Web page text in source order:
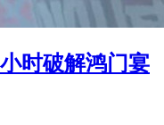
时破解鸿门宴